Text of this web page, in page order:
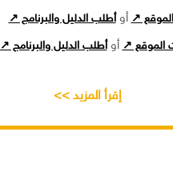
↗ أوأطلب الدليل والبرنامج ↗
الموقع ↗ أوأطلب الدليل والبرنامج ↗
إقرأ المزيد >>